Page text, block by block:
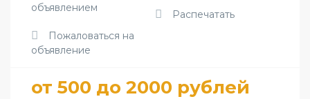
объявлением
Распечатать
Пожаловаться на
объявление
от 500 до 2000 рублей